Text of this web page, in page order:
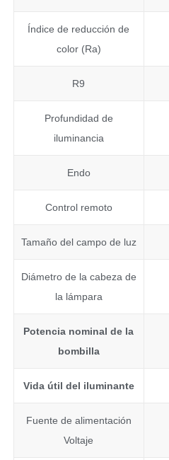
Índice de reducción de
color (Ra)
R9
Profundidad de
iluminancia
Endo
Control remoto
Tamaño del campo de luz
Diámetro de la cabeza de
la lámpara
Potencia nominal de la
bombilla
Vida útil del iluminante
Fuente de alimentación
Voltaje